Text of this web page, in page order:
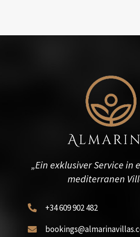
„Ein exklusiver Service in
mediterranen
 +34 609 902 482
